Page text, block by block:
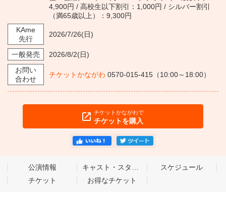
4,900円 / 高校生以下割引：1,000円 / シルバー割引
（満65歳以上）：9,300円
KAme
先行
2026/7/26(日)
一般発売 2026/8/2(日)
お問い
合わせ
チケットかながわ 0570-015-415（10:00～18:00）
チケットかながわで
チケットを購入
公演情報 キャスト・スタッフ
スケジュール
チケット
お得なチケット